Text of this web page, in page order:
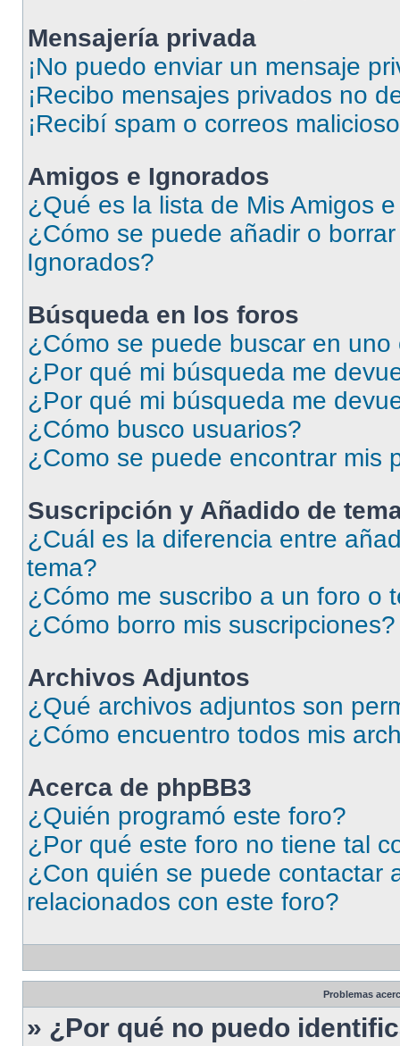
Mensajería privada
¡No puedo enviar un mensaje
¡Recibo mensajes privados no
¡Recibí spam o correos
Amigos e Ignorados
¿Qué es la lista de Mis Amigos
¿Cómo se puede añadir o
Ignorados?
Búsqueda en los foros
¿Cómo se puede buscar en uno
¿Por qué mi búsqueda me
¿Por qué mi búsqueda me
¿Cómo busco usuarios?
¿Como se puede encontrar mis
Suscripción y Añadido de
¿Cuál es la diferencia entre
tema?
¿Cómo me suscribo a un foro o
¿Cómo borro mis suscripciones?
Archivos Adjuntos
¿Qué archivos adjuntos son
¿Cómo encuentro todos mis
Acerca de phpBB3
¿Quién programó este foro?
¿Por qué este foro no tiene tal
¿Con quién se puede contactar
relacionados con este foro?
Problemas
» ¿Por qué no puedo